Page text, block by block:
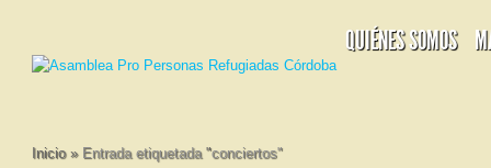
QUIÉNES SOMOS
Inicio »Entrada etiquetada"conciertos"